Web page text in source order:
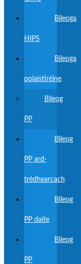
Bileoga
HIPS
Bileoga
polaistiréine
Bileog
PP
Bileog
PP ard-
trédhearcach
Bileog
PP daite
Bileog
PP